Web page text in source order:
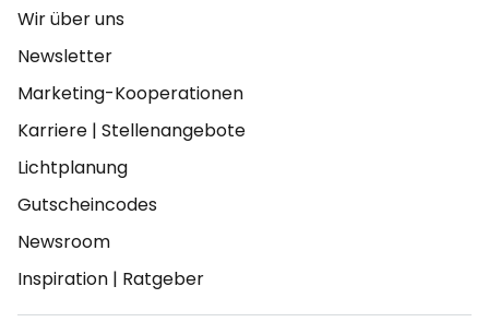
Wir über uns
Newsletter
Marketing-Kooperationen
Karriere | Stellenangebote
Lichtplanung
Gutscheincodes
Newsroom
Inspiration | Ratgeber